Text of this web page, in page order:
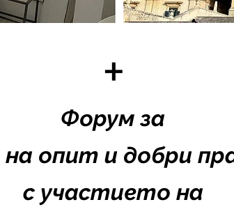
+
Форум за
на опит и добри
с участието на